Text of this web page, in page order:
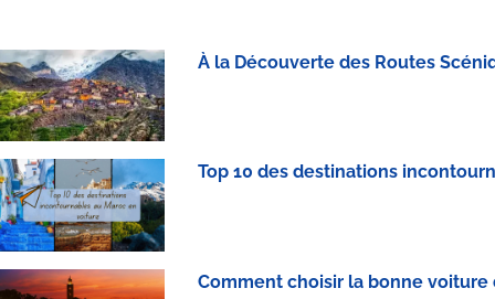
À la Découverte des Routes
Top 10 des destinations
Comment choisir la bonne